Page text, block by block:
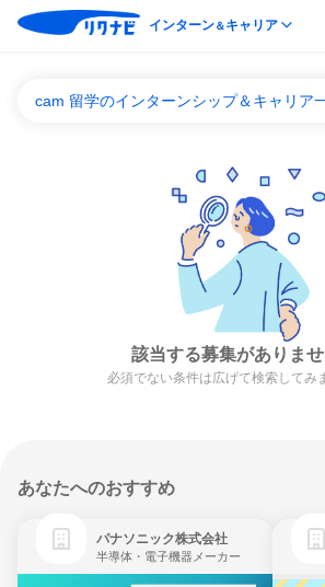
インターン＆キャリア
cam 留学のインターンシップ＆キャリア
該当する募集がありませ
必須でない条件は広げて検索してみ
あなたへのおすすめ
パナソニック株式会社
半導体・電子機器メーカー